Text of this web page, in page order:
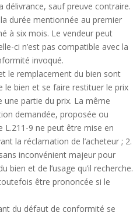
sauf preuve contraire.
durée mentionnée au premier
à six mois. Le vendeur peut
ci n’est pas compatible avec la
invoqué.
le remplacement du bien sont
le bien et se faire restituer le prix
une partie du prix. La même
demandée, proposée ou
L.211-9 ne peut être mise en
la réclamation de l’acheteur ; 2.
inconvénient majeur pour
bien et de l’usage qu’il recherche.
être prononcée si le
du défaut de conformité se